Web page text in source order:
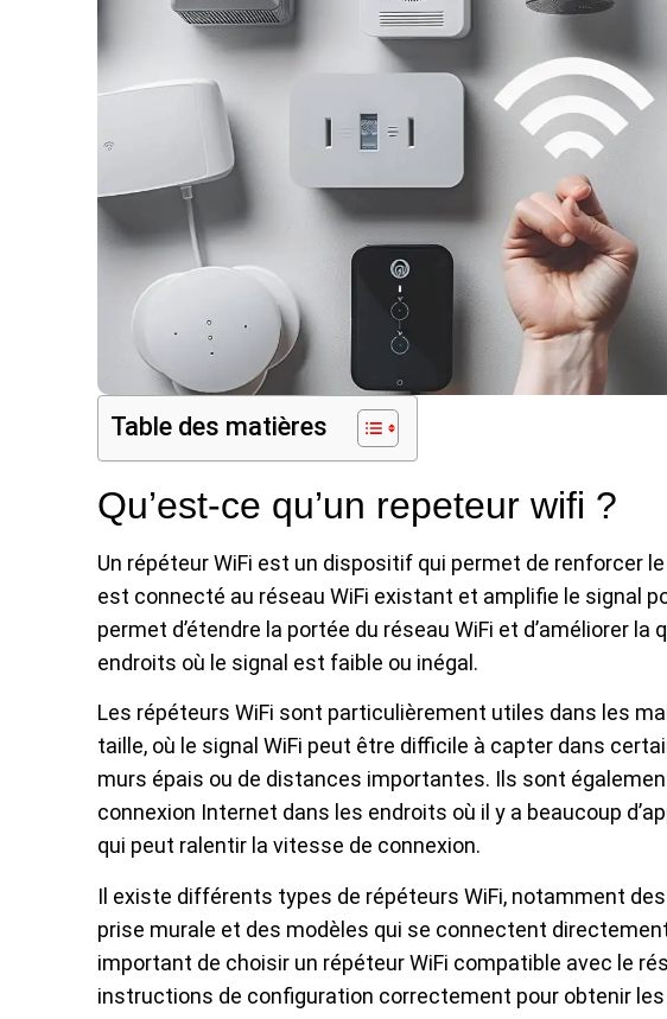
Table des matières
Qu’est-ce qu’un repeteur wifi ?
Un répéteur WiFi est un dispositif qui permet de renforcer le
est connecté au réseau WiFi existant et amplifie le signal
permet d’étendre la portée du réseau WiFi et d’améliorer
endroits où le signal est faible ou inégal.
Les répéteurs WiFi sont particulièrement utiles dans les
taille, où le signal WiFi peut être difficile à capter dans
murs épais ou de distances importantes. Ils sont
connexion Internet dans les endroits où il y a beaucoup
qui peut ralentir la vitesse de connexion.
Il existe différents types de répéteurs WiFi, notamment
prise murale et des modèles qui se connectent
important de choisir un répéteur WiFi compatible avec le
instructions de configuration correctement pour obtenir